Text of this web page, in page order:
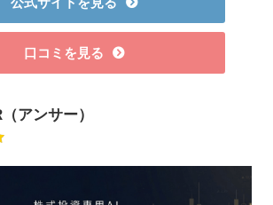
口コミを見る
アンサー）